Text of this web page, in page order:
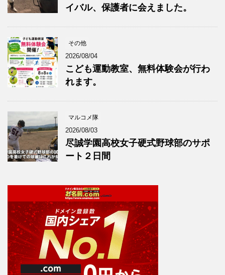
イバル、保護者に会えました。
その他
2026/08/04
こども運動教室、無料体験会が行わ
れます。
マルコメ隊
2026/08/03
尽誠学園高校女子硬式野球部のサポ
ート２日間